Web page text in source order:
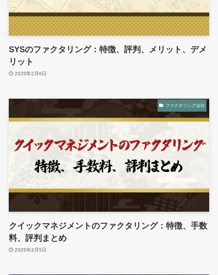
SYSのファクタリング：特徴、評判、メリット、デメ
リット
2025年2月6日
ファクタリング会社
クイックマネジメントのファクタリング：特徴、手数
料、評判まとめ
2025年2月5日